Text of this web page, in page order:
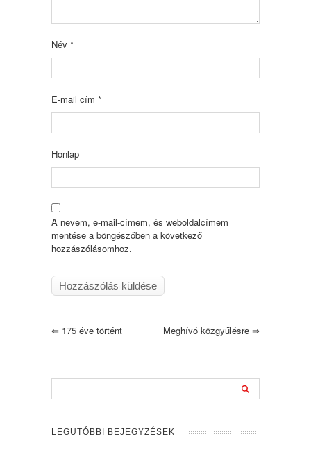
Név *
E-mail cím *
Honlap
A nevem, e-mail-címem, és weboldalcímem
mentése a böngészőben a következő
hozzászólásomhoz.
⇐ 175 éve történt Meghívó közgyűlésre ⇒
LEGUTÓBBI BEJEGYZÉSEK